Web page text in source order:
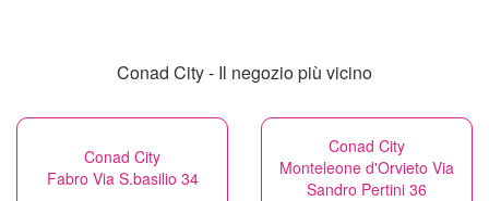
Conad City - Il negozio più vicino
Conad City
Fabro Via S.basilio 34
Conad City
Monteleone d'Orvieto Via
Sandro Pertini 36